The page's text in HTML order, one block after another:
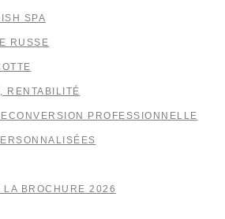
SPA
RUSSE
RENTABILITÉ
PROFESSIONNELLE
LA BROCHURE 2026